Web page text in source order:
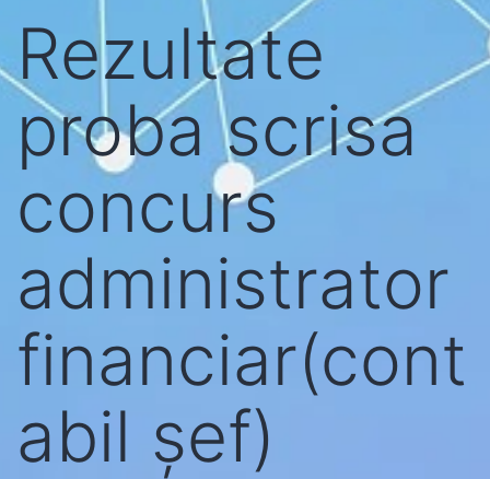
Rezultate
proba scrisa
concurs
administrator
financiar(cont
abil șef)